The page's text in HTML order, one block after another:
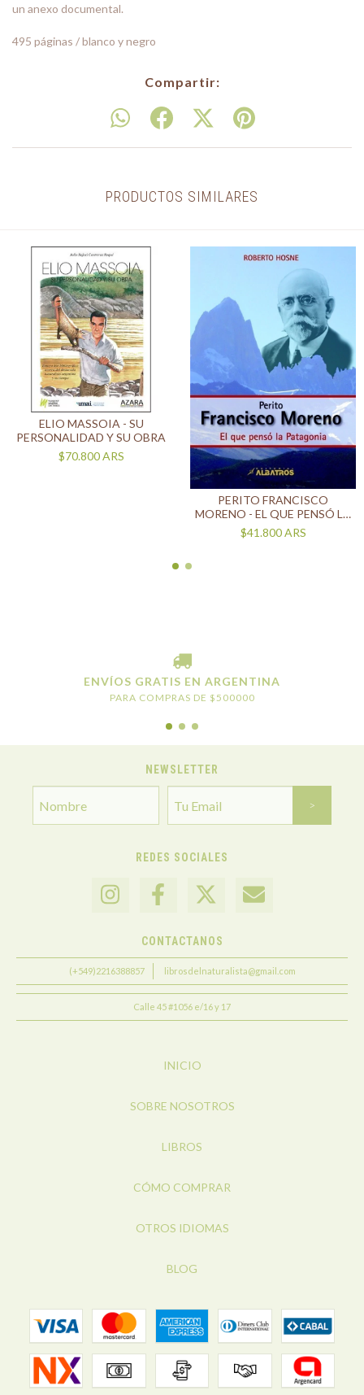
un anexo documental.
495 páginas / blanco y negro
Compartir:
PRODUCTOS SIMILARES
ELIO MASSOIA - SU
PERSONALIDAD Y SU OBRA
$70.800ARS
PERITO FRANCISCO
MORENO - EL QUE PENSÓ LA
PATAGONIA
$41.800ARS
ENVÍOS GRATIS EN ARGENTINA
PARA COMPRAS DE $500000
NEWSLETTER
REDES SOCIALES
CONTACTANOS
(+549)2216388857 librosdelnaturalista@gmail.com
Calle 45 #1056 e/16 y 17
INICIO
SOBRE NOSOTROS
LIBROS
CÓMO COMPRAR
OTROS IDIOMAS
BLOG